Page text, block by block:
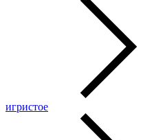
игристое